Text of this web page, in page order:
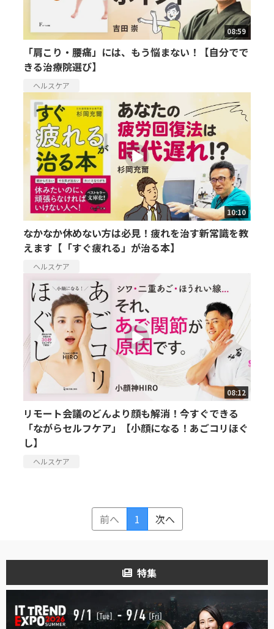
08:59
「肩こり・腰痛」には、もう悩まない！【自分でで
きる治療院選び】
ヘルスケア
10:10
なかなか休めない方は必見！疲れを治す新常識を教
えます【「すぐ疲れる」が治る本】
ヘルスケア
08:12
リモート会議のどんより顔も解消！今すぐできる
「ながらセルフケア」【小顔になる！あごコリほぐ
し】
ヘルスケア
前へ 1 次へ
特集